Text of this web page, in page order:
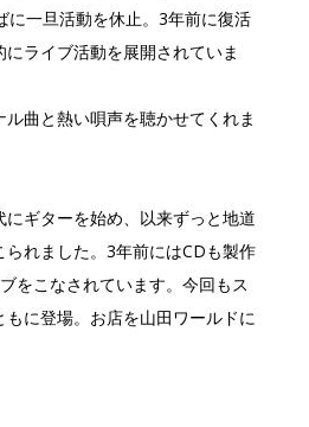
に一旦活動を休止。3年前に復活
ライブ活動を展開されていま
曲と熱い唄声を聴かせてくれま
ギターを始め、以来ずっと地道
れました。3年前にはCDも製作
をこなされています。今回もス
に登場。お店を山田ワールドに